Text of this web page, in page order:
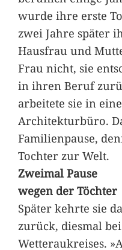
wurde ihre erste
zwei Jahre später
Hausfrau und
Frau nicht, sie
in ihren Beruf
arbeitete sie in
Architekturbüro.
Familienpause,
Tochter zur Welt.
Zweimal Pause
wegen der Töchter
Später kehrte sie
zurück, diesmal
Wetteraukreises.